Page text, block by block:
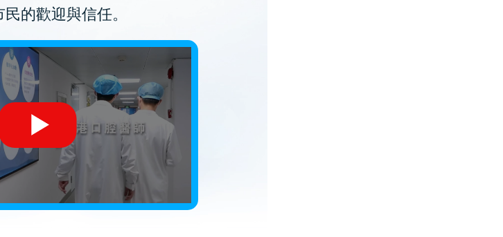
的歡迎與信任。